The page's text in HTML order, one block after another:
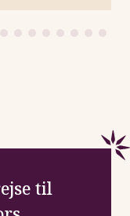
til